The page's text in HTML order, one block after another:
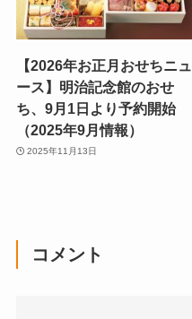
【2026年お正月おせちニュ
ース】明治記念館のおせ
ち、9月1日より予約開始
（2025年9月情報）
2025年11月13日
コメント